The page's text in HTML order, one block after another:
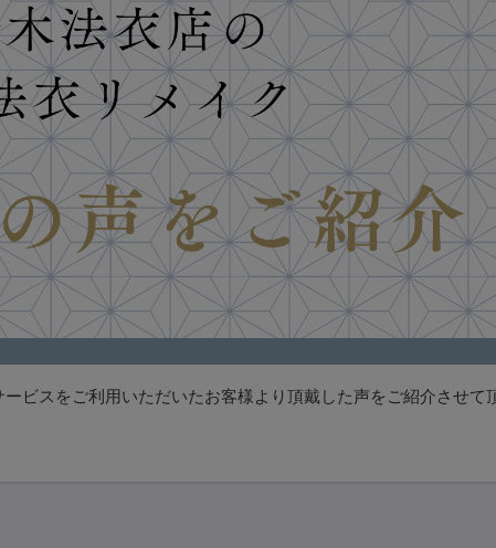
ビスをご利用いただいたお客様より頂戴した声をご紹介させて